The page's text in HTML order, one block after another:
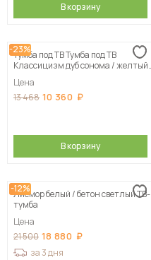
В корзину
-23%
Тумба под ТВ Тумба под ТВ
Классицизм дуб сонома / желтый
Цена
13 468 10 360
В корзину
-12%
Лисмор белый / бетон светлый ТВ-
тумба
Цена
21 500 18 880
за 3 дня